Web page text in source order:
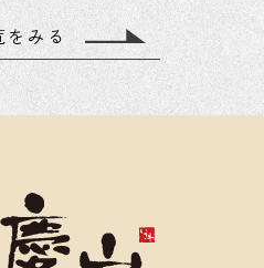
吹市役所本館及び市民窓口
定】 打上時間
みる